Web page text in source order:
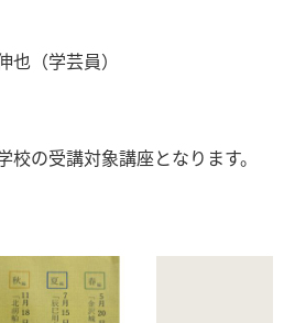
（学芸員）
の受講対象講座となります。